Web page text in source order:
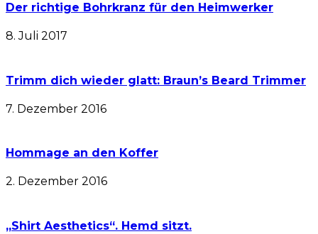
Der richtige Bohrkranz für den Heimwerker
8. Juli 2017
Trimm dich wieder glatt: Braun’s Beard Trimmer
7. Dezember 2016
Hommage an den Koffer
2. Dezember 2016
„Shirt Aesthetics“. Hemd sitzt.